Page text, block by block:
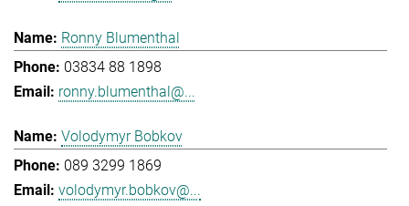
Ronny Blumenthal
03834 88 1898
ronny.blumenthal@...
Volodymyr Bobkov
089 3299 1869
volodymyr.bobkov@...